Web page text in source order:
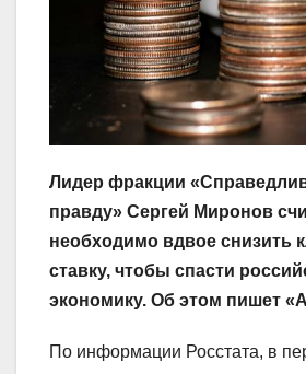
Лидер фракции
правду» Сергей Миронов
необходимо вдвое снизить
ставку, чтобы спасти
экономику. Об этом пишет
По информации Росстата, в